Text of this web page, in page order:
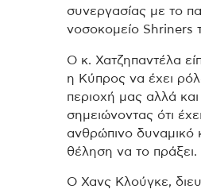
συνεργασίας με το
νοσοκομείο Shriners
O κ. Χατζηπαντέλα
η Κύπρος να έχει
περιοχή μας αλλά
σημειώνοντας ότι
ανθρώπινο δυναμικό
θέληση να το πράξει.
Ο Χανς Κλούγκε,